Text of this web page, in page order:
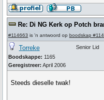
Re: Di NG Kerk op Potch
#114663 is 'n antwoord op boodskap
Torreke
Boodskappe: 1165
Geregistreer: April 2006
Senior Lid
Steeds dieselle twak!